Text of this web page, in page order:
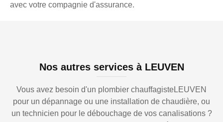
avec votre compagnie d'assurance.
Nos autres services à LEUVEN
Vous avez besoin d'un plombier chauffagisteLEUVEN
pour un dépannage ou une installation de chaudière, ou
un technicien pour le débouchage de vos canalisations ?